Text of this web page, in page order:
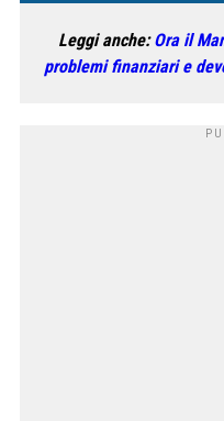
Leggi anche:Ora il
problemi finanziari e